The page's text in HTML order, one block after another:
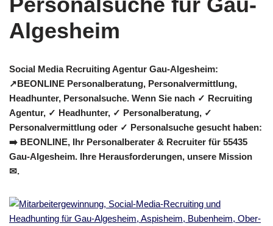
Social Media Recruiting Agentur Gau-Algesheim:
↗️BEONLINE Personalberatung, Personalvermittlung,
Headhunter, Personalsuche. Wenn Sie nach ✓ Recruiting
Agentur, ✓ Headhunter, ✓ Personalberatung, ✓
Personalvermittlung oder ✓ Personalsuche gesucht haben:
➡️ BEONLINE, Ihr Personalberater & Recruiter für 55435
Gau-Algesheim. Ihre Herausforderungen, unsere Mission
✉.